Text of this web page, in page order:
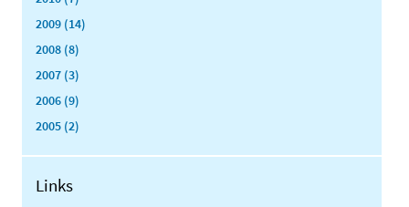
2009 (14)
2008 (8)
2007 (3)
2006 (9)
2005 (2)
Links